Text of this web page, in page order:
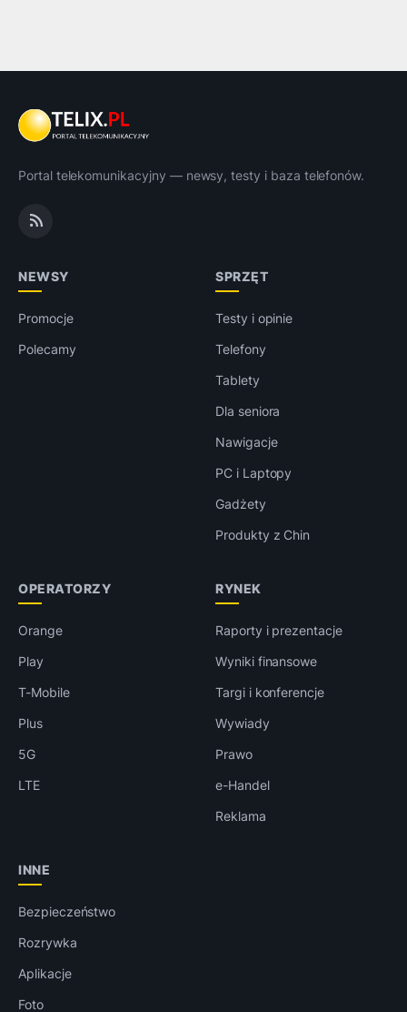
Portal telekomunikacyjny — newsy, testy i baza telefonów.
NEWSY
Promocje
Polecamy
SPRZĘT
Testy i opinie
Telefony
Tablety
Dla seniora
Nawigacje
PC i Laptopy
Gadżety
Produkty z Chin
OPERATORZY
Orange
Play
T-Mobile
Plus
5G
LTE
RYNEK
Raporty i prezentacje
Wyniki finansowe
Targi i konferencje
Wywiady
Prawo
e-Handel
Reklama
INNE
Bezpieczeństwo
Rozrywka
Aplikacje
Foto